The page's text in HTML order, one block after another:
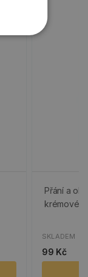
Přání a
krémové
SKLADEM
99 Kč